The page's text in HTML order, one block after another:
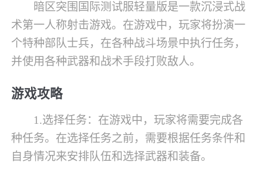
暗区突围国际测试服轻量版是一款沉浸式战
术第一人称射击游戏。在游戏中，玩家将扮演一
个特种部队士兵，在各种战斗场景中执行任务，
并使用各种武器和战术手段打败敌人。
游戏攻略
1.选择任务：在游戏中，玩家将需要完成各
种任务。在选择任务之前，需要根据任务条件和
自身情况来安排队伍和选择武器和装备。